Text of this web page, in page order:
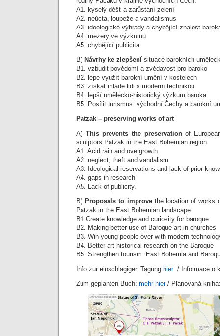
A1. kyselý déšť a zarůstání zelení
A2. neúcta, loupeže a vandalismus
A3. ideologické výhrady a chybějící znalost
A4. mezery ve výzkumu
A5. chybějící publicita.
B) Návrhy ke zlepšení situace barokních
B1. vzbudit povědomí a zvědavost pro baroko
B2. lépe využít barokní umění v kostelech
B3. získat mladé lidi s moderní technikou
B4. lepší umělecko-historický výzkum baroka
B5. Posílit turismus: východní Čechy a barokní
Patzak – preserving works of art
A) This prevents the preservationof
sculptors Patzak in the East Bohemian region:
A1. Acid rain and overgrowth
A2. neglect, theft and vandalism
A3. Ideological reservations and lack of prior
A4. gaps in research
A5. Lack of publicity.
B) Proposals to improvethe location of works
Patzak in the East Bohemian landscape:
B1 Create knowledge and curiosity for baroque
B2. Making better use of Baroque art in churches
B3. Win young people over with modern
B4. Better art historical research on the Baroque
B5. Strengthen tourism: East Bohemia and
Info zur einschlägigen Tagung hier/ Informace o
Zum geplanten Buch: mehr hier/ Plánovaná